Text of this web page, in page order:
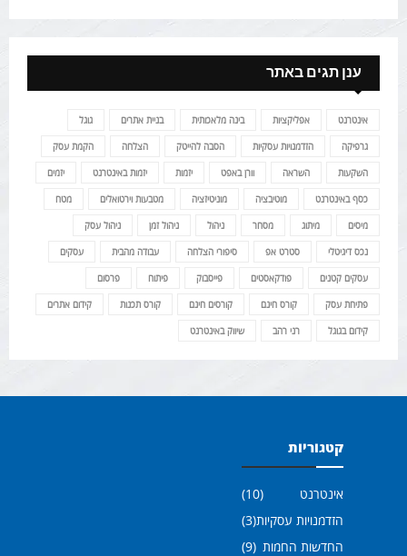
ענן תגים באתר
אינטרנט אפליקציות בינה מלאכותית בניית אתרים גוגל
גרפיקה הזדמנויות עסקיות הסבה להייטק הצלחה הקמת עסק
השקעות השראה וורן באפט יזמות יזמות באינטרנט יזמים
כסף באינטרנט מוטיבציה מוניטיזציה מטבעות וירטואלים מטח
מיסים מיתוג מסחר ניהול ניהול זמן ניהול עסק
נכס דיגיטלי סטרט אפ סיפורי הצלחה עבודה מהבית עסקים
עסקים קטנים פודקאסטים פייסבוק פיתוח פרסום
פתיחת עסק קורס חינם קורסים חינם קורס תכנות קידום אתרים
קידום בגוגל רני רהב שיווק באינטרנט
קטגוריות
אינטרנט
(10)
הזדמנויות עסקיות(3)
החדשות החמות (9)